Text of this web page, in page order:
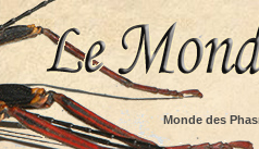
Monde des